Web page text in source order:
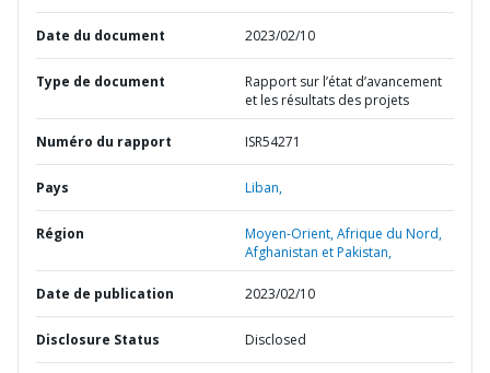
Date du document 2023/02/10
Type de document
Rapport sur l’état d’avancement
et les résultats des projets
Numéro du rapport ISR54271
Pays Liban,
Région
Moyen-Orient, Afrique du Nord,
Afghanistan et Pakistan,
Date de publication 2023/02/10
Disclosure Status Disclosed